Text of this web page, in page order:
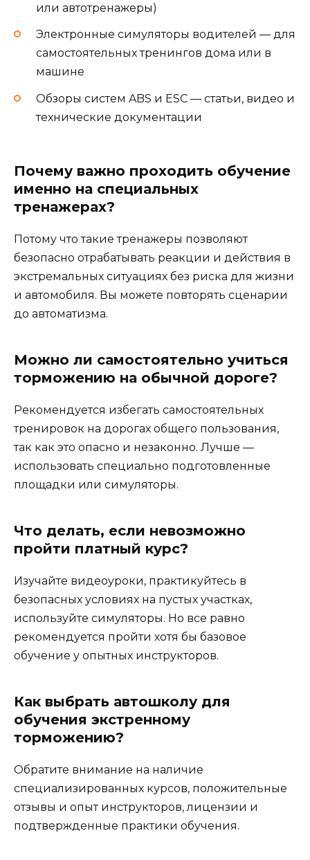
или автотренажеры)
Электронные симуляторы водителей — для
самостоятельных тренингов дома или в
машине
Обзоры систем ABS и ESC — статьи, видео и
технические документации
Почему важно проходить обучение
именно на специальных
тренажерах?
Потому что такие тренажеры позволяют
безопасно отрабатывать реакции и действия в
экстремальных ситуациях без риска для жизни
и автомобиля. Вы можете повторять сценарии
до автоматизма.
Можно ли самостоятельно учиться
торможению на обычной дороге?
Рекомендуется избегать самостоятельных
тренировок на дорогах общего пользования,
так как это опасно и незаконно. Лучше —
использовать специально подготовленные
площадки или симуляторы.
Что делать, если невозможно
пройти платный курс?
Изучайте видеоуроки, практикуйтесь в
безопасных условиях на пустых участках,
используйте симуляторы. Но все равно
рекомендуется пройти хотя бы базовое
обучение у опытных инструкторов.
Как выбрать автошколу для
обучения экстренному
торможению?
Обратите внимание на наличие
специализированных курсов, положительные
отзывы и опыт инструкторов, лицензии и
подтвержденные практики обучения.